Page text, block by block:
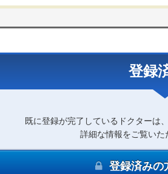
登録
既に登録が完了しているドクターは
詳細な情報をご覧いた
登録済みの